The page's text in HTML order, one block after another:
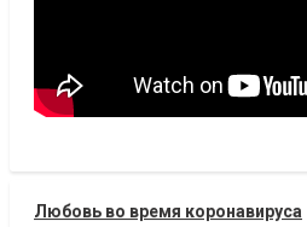
Любовь во время коронавируса